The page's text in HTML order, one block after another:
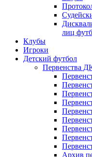
лиц
Клубы
Игроки
Детский футбол
Первенства
Архив